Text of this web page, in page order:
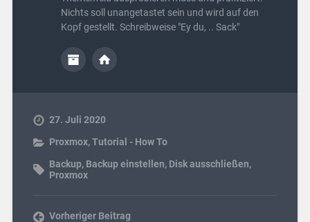
Nichts soll unangetastet sein und wird auf den
Kopf gestellt. Schreibweise "Ey du, .. Sack"
27. Juli 2020
Proxmox,Tutorial - How To
Backup, Backup einstellen, Disk ausschließen,
Proxmox
Vorheriger Beitrag